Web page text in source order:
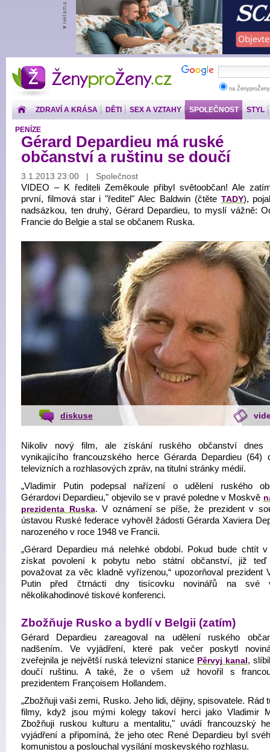
ŽenyproŽeny.cz
na
ZDRAVÍ A KRÁSA DĚTI SEX A VZTAHY SPOLEČNOST STYL
PENÍZE
Gérard Depardieu má ruské
občanství a ruštinu se doučí
3.1.2013 23:00 | Společnost
VIDEO – K řediteli Zeměkoule přibyl světoobčan! Ale
první, filmová star i "ředitel" Alec Baldwin (čtěte TADY),
nadsázkou, ten druhý, Gérard Depardieu, to myslí vážně:
Francie do Belgie a stal se občanem Ruska.
diskuse
Nikoliv nový film, ale získání ruského občanství dnes
vynikajícího francouzského herce Gérarda Depardieu (64)
televizních a rozhlasových zpráv, na titulní stránky médií.
„Vladimir Putin podepsal nařízení o udělení ruského
Gérardovi Depardieu," objevilo se v pravé poledne v Moskvě
prezidenta Ruska. V oznámení se píše, že prezident v
ústavou Ruské federace vyhověl žádosti Gérarda Xaviera
narozeného v roce 1948 ve Francii.
„Gérard Depardieu má nelehké období. Pokud bude chtít
získat povolení k pobytu nebo státní občanství, již
považovat za věc kladně vyřízenou,“ upozorňoval prezident
Putin před čtrnácti dny tisícovku novinářů na své
několikahodinové tiskové konferenci.
Zbožňuje Rusko a bydlí v Belgii (zatím)
Gérard Depardieu zareagoval na udělení ruského
nadšením. Ve vyjádření, které pak večer poskytl
zveřejnila je největší ruská televizní stanice Pěrvyj kanal,
doučí ruštinu. A také, že o všem už hovořil s
prezidentem Françoisem Hollandem.
„Zbožňuji vaši zemi, Rusko. Jeho lidi, dějiny, spisovatele. Rád
filmy, když jsou mými kolegy takoví herci jako Vladimir
Zbožňuji ruskou kulturu a mentalitu," uvádí francouzský
vyjádření a připomíná, že jeho otec René Depardieu byl
komunistou a poslouchal vysílání moskevského rozhlasu.